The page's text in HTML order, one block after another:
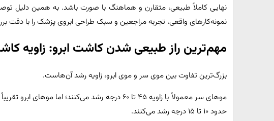
نهایی کاملاً طبیعی، متقارن و هماهنگ با صورت باشد. به همین دلیل
نمونه‌کارهای واقعی، تجربه مراجعین و سبک طراحی ابروی پزشک را با دقت
مهم‌ترین راز طبیعی شدن کاشت ابرو: زاویه
بزرگ‌ترین تفاوت بین موی سر و موی ابرو، زاویه رشد آن‌هاست.
موهای سر معمولاً با زاویه ۴۵ تا ۶۰ درجه رشد می‌کنند؛
حدود ۱۰ تا ۱۵ درجه رشد می‌کنند.